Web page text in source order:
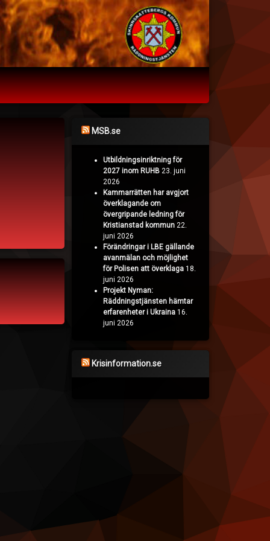
MSB.se
Utbildningsinriktning för
2027 inom RUHB 23. juni
2026
Kammarrätten har avgjort
överklagande om
övergripande ledning för
Kristianstad kommun 22.
juni 2026
Förändringar i LBE gällande
avanmälan och möjlighet
för Polisen att överklaga 18.
juni 2026
Projekt Nyman:
Räddningstjänsten hämtar
erfarenheter i Ukraina 16.
juni 2026
Krisinformation.se